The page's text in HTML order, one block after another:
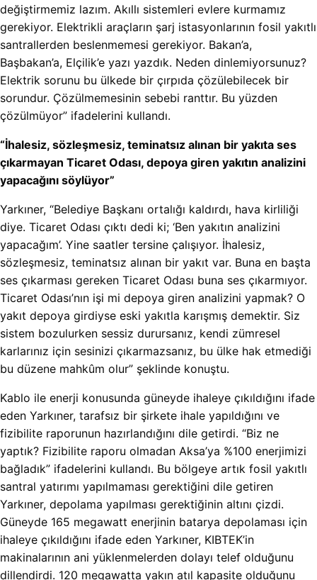
değiştirmemiz lazım. Akıllı sistemleri evlere kurmamız
gerekiyor. Elektrikli araçların şarj istasyonlarının fosil yakıtlı
santrallerden beslenmemesi gerekiyor. Bakan’a,
Başbakan’a, Elçilik’e yazı yazdık. Neden dinlemiyorsunuz?
Elektrik sorunu bu ülkede bir çırpıda çözülebilecek bir
sorundur. Çözülmemesinin sebebi ranttır. Bu yüzden
çözülmüyor” ifadelerini kullandı.
“İhalesiz, sözleşmesiz, teminatsız alınan bir yakıta ses
çıkarmayan Ticaret Odası, depoya giren yakıtın analizini
yapacağını söylüyor”
Yarkıner, “Belediye Başkanı ortalığı kaldırdı, hava kirliliği
diye. Ticaret Odası çıktı dedi ki; ‘Ben yakıtın analizini
yapacağım’. Yine saatler tersine çalışıyor. İhalesiz,
sözleşmesiz, teminatsız alınan bir yakıt var. Buna en başta
ses çıkarması gereken Ticaret Odası buna ses çıkarmıyor.
Ticaret Odası’nın işi mi depoya giren analizini yapmak? O
yakıt depoya girdiyse eski yakıtla karışmış demektir. Siz
sistem bozulurken sessiz durursanız, kendi zümresel
karlarınız için sesinizi çıkarmazsanız, bu ülke hak etmediği
bu düzene mahkûm olur” şeklinde konuştu.
Kablo ile enerji konusunda güneyde ihaleye çıkıldığını ifade
eden Yarkıner, tarafsız bir şirkete ihale yapıldığını ve
fizibilite raporunun hazırlandığını dile getirdi. “Biz ne
yaptık? Fizibilite raporu olmadan Aksa’ya %100 enerjimizi
bağladık” ifadelerini kullandı. Bu bölgeye artık fosil yakıtlı
santral yatırımı yapılmaması gerektiğini dile getiren
Yarkıner, depolama yapılması gerektiğinin altını çizdi.
Güneyde 165 megawatt enerjinin batarya depolaması için
ihaleye çıkıldığını ifade eden Yarkıner, KIBTEK’in
makinalarının ani yüklenmelerden dolayı telef olduğunu
dillendirdi. 120 megawatta yakın atıl kapasite olduğunu